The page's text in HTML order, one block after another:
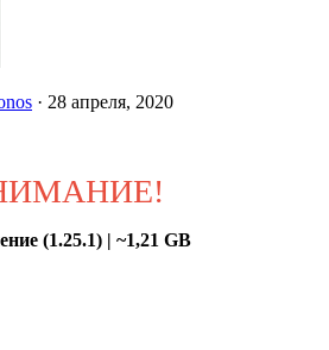
· 28 апреля, 2020
(1.25.1) | ~1,21 GB